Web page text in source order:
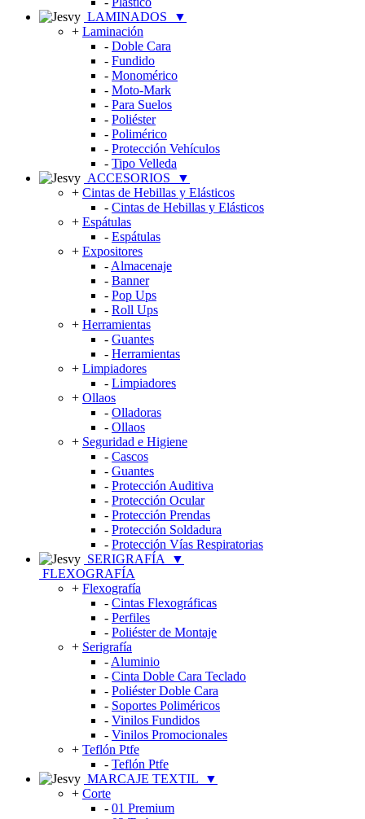
LAMINADOS
▼
+ Laminación
- Doble Cara
- Fundido
- Monomérico
- Moto-Mark
- Para Suelos
- Poliéster
- Polimérico
- Protección Vehículos
- Tipo Velleda
ACCESORIOS
▼
+ Cintas de Hebillas y Elásticos
- Cintas de Hebillas y Elásticos
+ Espátulas
- Espátulas
+ Expositores
- Almacenaje
- Banner
- Pop Ups
- Roll Ups
+ Herramientas
- Guantes
- Herramientas
+ Limpiadores
- Limpiadores
+ Ollaos
- Olladoras
- Ollaos
+ Seguridad e Higiene
- Cascos
- Guantes
- Protección Auditiva
- Protección Ocular
- Protección Prendas
- Protección Soldadura
- Protección Vías Respiratorias
SERIGRAFÍA
▼
FLEXOGRAFÍA
+ Flexografía
- Cintas Flexográficas
- Perfiles
- Poliéster de Montaje
+ Serigrafía
- Aluminio
- Cinta Doble Cara Teclado
- Poliéster Doble Cara
- Soportes Poliméricos
- Vinilos Fundidos
- Vinilos Promocionales
+ Teflón Ptfe
- Teflón Ptfe
MARCAJE TEXTIL
▼
+ Corte
- 01 Premium